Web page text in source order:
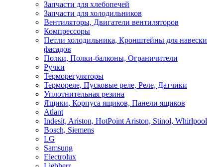
Запчасти для хлебопечей
Запчасти для холодильников
Вентиляторы, Двигатели вентиляторов
Компрессоры
Петли холодильника, Кронштейны для навески
фасадов
Полки, Полки-балконы, Ограничители
Ручки
Терморегуляторы
Термореле, Пусковые реле, Реле, Датчики
Уплотнительная резина
Ящики, Корпуса ящиков, Панели ящиков
Atlant
Indesit, Ariston, HotPoint Ariston, Stinol, Whirlpool
Bosch, Siemens
LG
Samsung
Electrolux